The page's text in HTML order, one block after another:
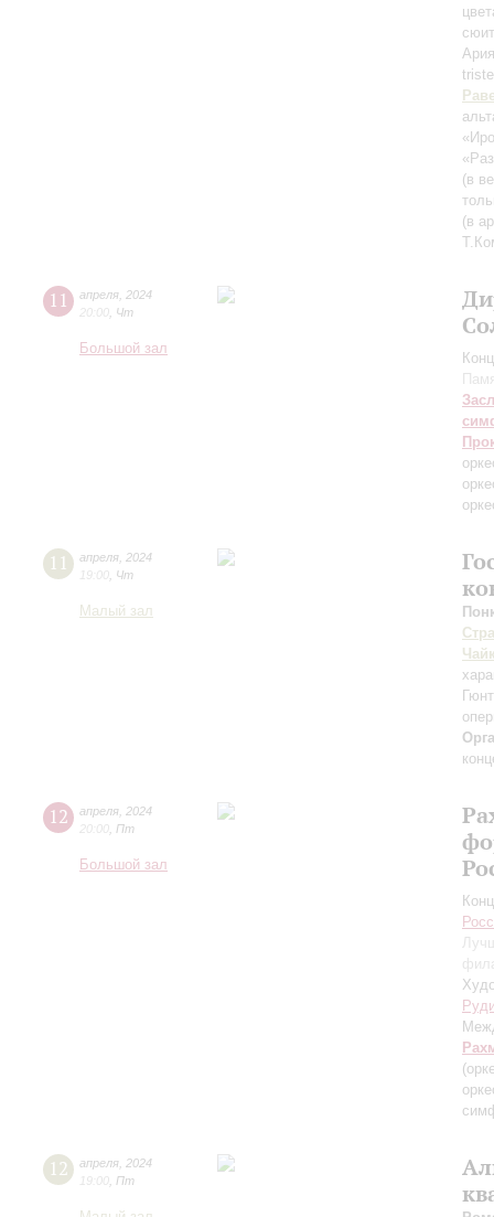
(в
(в
11 апреля 2024
20:00 Чт
Большой зал
11 апреля 2024
19:00 Чт
Малый зал
12 апреля 2024
20:00 Пт
Большой зал
12 апреля 2024
19:00 Пт